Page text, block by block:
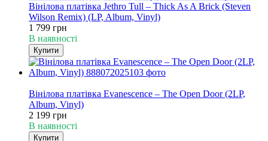
Вінілова платівка Jethro Tull – Thick As A Brick (Steven
Wilson Remix) (LP, Album, Vinyl)
1 799 грн
В наявності
Купити
Вінілова платівка Evanescence – The Open Door (2LP,
Album, Vinyl)
2 199 грн
В наявності
Купити